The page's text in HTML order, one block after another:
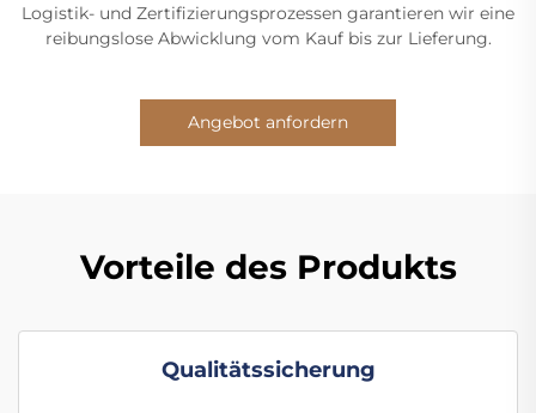
Logistik- und Zertifizierungsprozessen garantieren wir eine
reibungslose Abwicklung vom Kauf bis zur Lieferung.
Angebot anfordern
Vorteile des Produkts
Qualitätssicherung